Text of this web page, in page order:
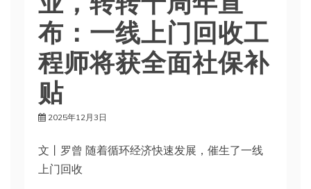
布：一线上门回收工
程师将获全面社保补
贴
2025年12月3日
文丨罗曾 随着循环经济快速发展，催生了一线
上门回收